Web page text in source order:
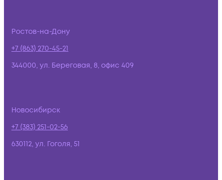
Ростов-на-Дону
+7 (863) 270-45-21
344000, ул. Береговая, 8, офис 409
Новосибирск
+7 (383) 251-02-56
630112, ул. Гоголя, 51